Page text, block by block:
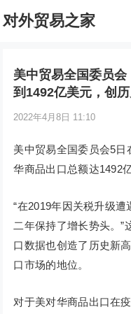
对外贸易之家
美中贸易全国委员
到1492亿美元，创
2022年4月8日 11:10
美中贸易全国委员会5
华商品出口总额达1492
“在2019年因关税升级
二年保持了增长势头。”
口数据也创造了历史新
口市场的地位。
对于美对华商品出口在